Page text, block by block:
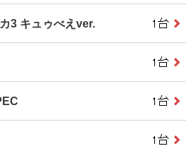
3 キュゥべえver.